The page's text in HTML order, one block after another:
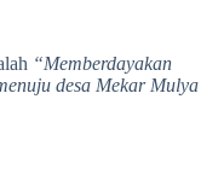
“Memberdayakan
desa Mekar Mulya